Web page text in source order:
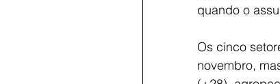
quando o
Os cinco
novembro,